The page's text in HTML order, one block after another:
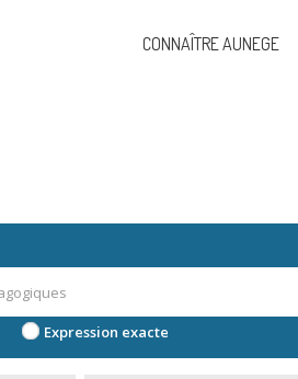
CONNAÎTRE AUNEGE
Expression exacte